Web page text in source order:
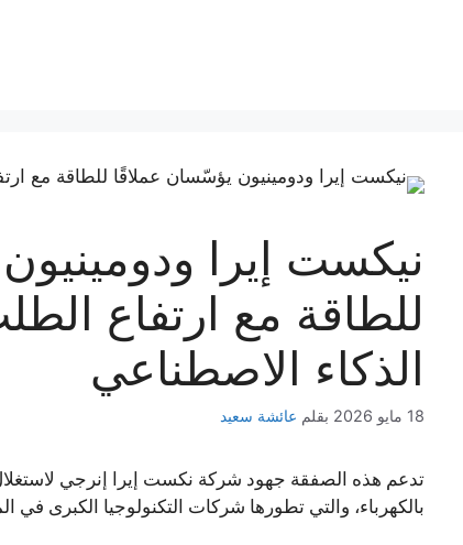
نيكست إيرا
للطاقة مع ارتفاع
الذكاء الاصطناعي
18 مايو 2026 بقلم عائشة سعيد
تدعم هذه الصفقة جهود شركة نكست إيرا إنرجي
بالكهرباء، والتي تطورها شركات التكنولوجيا الكبرى في